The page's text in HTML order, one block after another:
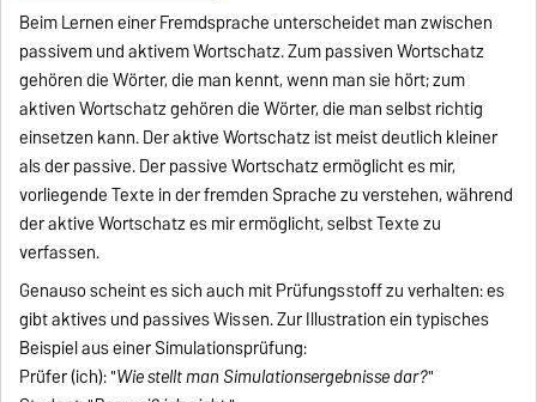
Beim Lernen einer Fremdsprache unterscheidet man zwischen
passivem und aktivem Wortschatz. Zum passiven Wortschatz
gehören die Wörter, die man kennt, wenn man sie hört; zum
aktiven Wortschatz gehören die Wörter, die man selbst richtig
einsetzen kann. Der aktive Wortschatz ist meist deutlich kleiner
als der passive. Der passive Wortschatz ermöglicht es mir,
vorliegende Texte in der fremden Sprache zu verstehen, während
der aktive Wortschatz es mir ermöglicht, selbst Texte zu
verfassen.
Genauso scheint es sich auch mit Prüfungsstoff zu verhalten: es
gibt aktives und passives Wissen. Zur Illustration ein typisches
Beispiel aus einer Simulationsprüfung:
Prüfer (ich): "Wie stellt man Simulationsergebnisse dar?"